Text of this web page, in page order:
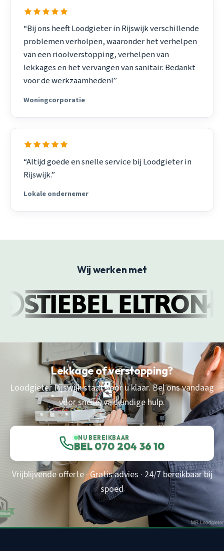
“Bij ons heeft Loodgieter in Rijswijk verschillende
problemen verholpen, waaronder het verhelpen
van een rioolverstopping, verhelpen van
lekkages en het vervangen van sanitair. Bedankt
voor de werkzaamheden!”
Woningcorporatie
“Altijd goede en snelle service bij Loodgieter in
Rijswijk.”
Lokale ondernemer
Wij werken met
Lekkage of verstopping?
Loodgieter Rijswijk staat voor u klaar. Bel ons vandaag
voor snelle, vakkundige hulp.
NU BEREIKBAAR
BEL 070 204 36 10
Vrijblijvende offerte · Gratis advies · 24/7 bereikbaar bij
spoed